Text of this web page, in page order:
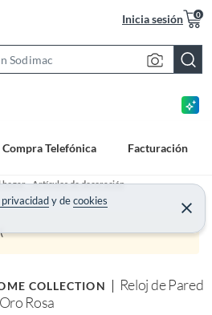
Inicia sesión 0
c
B
a
Compra Telefónica Facturación
ydecookies
- Artículos de decoración
COLLECTION
Reloj de Pared
Rosa